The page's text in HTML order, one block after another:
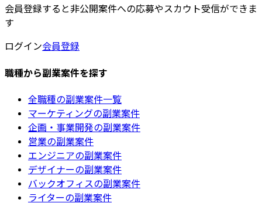
会員登録すると非公開案件への応募やスカウト受信ができま
す
ログイン会員登録
職種から副業案件を探す
全職種の副業案件一覧
マーケティングの副業案件
企画・事業開発の副業案件
営業の副業案件
エンジニアの副業案件
デザイナーの副業案件
バックオフィスの副業案件
ライターの副業案件